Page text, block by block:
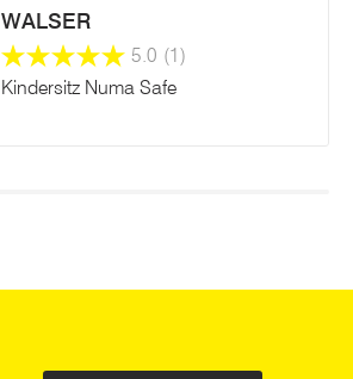
WALSER
5.0 (1)
Kindersitz Numa Safe